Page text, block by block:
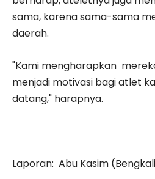
sama, karena sama-sama
daerah.
"Kami mengharapkan
menjadi motivasi bagi atlet
datang," harapnya.
Laporan: Abu Kasim